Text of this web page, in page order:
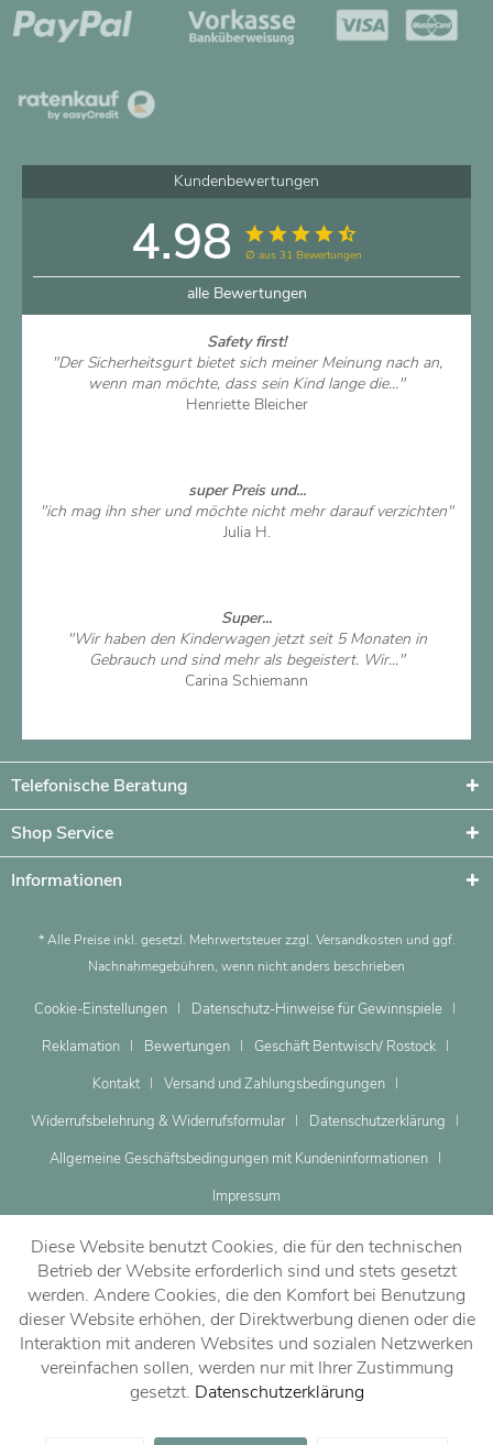
Dein Beratungstermin
Jetzt vereinbaren!
Kundenbewertungen
4.98 ∅ aus 31 Bewertungen
alle Bewertungen
Safety first!
"Der Sicherheitsgurt bietet sich meiner Meinung nach an,
wenn man möchte, dass sein Kind lange die..."
Henriette Bleicher
super Preis und...
"ich mag ihn sher und möchte nicht mehr darauf verzichten"
Julia H.
Super...
"Wir haben den Kinderwagen jetzt seit 5 Monaten in
Gebrauch und sind mehr als begeistert. Wir..."
Carina Schiemann
Telefonische Beratung
Shop Service
Informationen
* Alle Preise inkl. gesetzl. Mehrwertsteuer zzgl. Versandkosten und ggf.
Nachnahmegebühren, wenn nicht anders beschrieben
Cookie-Einstellungen
Datenschutz-Hinweise für Gewinnspiele
Reklamation
Bewertungen
Geschäft Bentwisch/ Rostock
Kontakt
Versand und Zahlungsbedingungen
Widerrufsbelehrung & Widerrufsformular
Datenschutzerklärung
Allgemeine Geschäftsbedingungen mit Kundeninformationen
Impressum
Diese Website benutzt Cookies, die für den technischen
Betrieb der Website erforderlich sind und stets gesetzt
werden. Andere Cookies, die den Komfort bei Benutzung
dieser Website erhöhen, der Direktwerbung dienen oder die
Interaktion mit anderen Websites und sozialen Netzwerken
vereinfachen sollen, werden nur mit Ihrer Zustimmung
gesetzt. Datenschutzerklärung